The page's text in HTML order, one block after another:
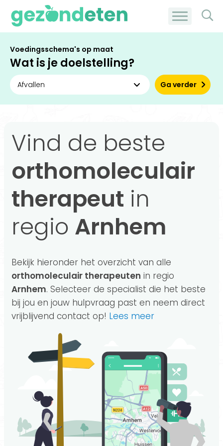
Voedingsschema's op maat
Wat is je doelstelling?
Ga verder
Vind de beste
orthomoleculair
therapeut in
regio Arnhem
Bekijk hieronder het overzicht van alle
orthomoleculair therapeuten in regio
Arnhem. Selecteer de specialist die het beste
bij jou en jouw hulpvraag past en neem direct
vrijblijvend contact op! Lees meer